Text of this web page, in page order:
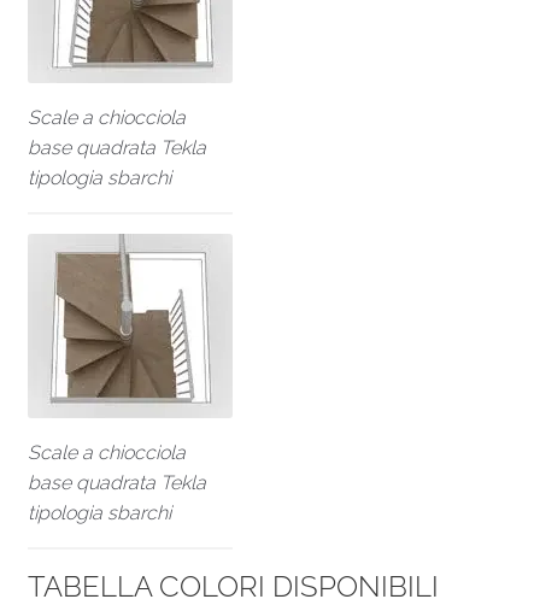
Scale a chiocciola
base quadrata Tekla
tipologia sbarchi
Scale a chiocciola
base quadrata Tekla
tipologia sbarchi
TABELLA COLORI DISPONIBILI